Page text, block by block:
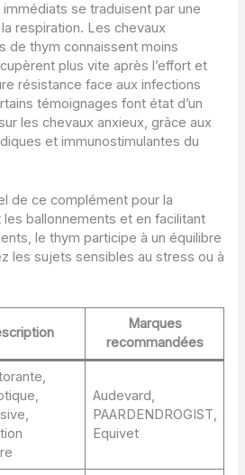
se traduisent par une
respiration. Les chevaux
de thym connaissent moins
plus vite après l’effort et
résistance face aux infections
témoignages font état d’un
les chevaux anxieux, grâce aux
et immunostimulantes du
de ce complément pour la
ballonnements et en facilitant
le thym participe à un équilibre
les sujets sensibles au stress ou à
Marques
recommandées
Audevard,
PAARDENDROGIST,
Equivet